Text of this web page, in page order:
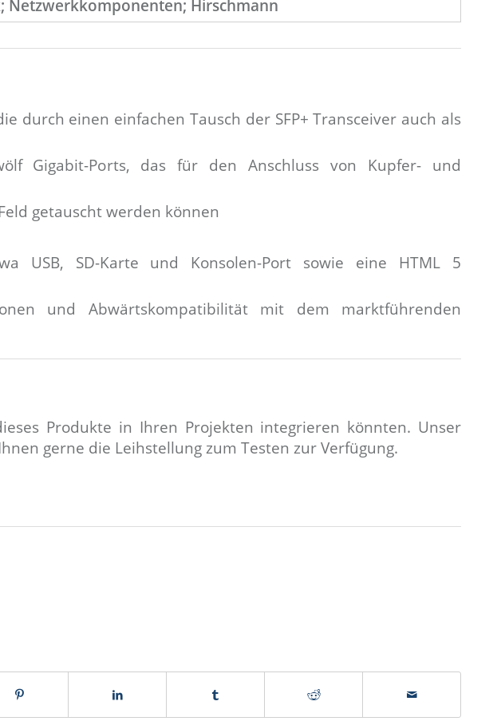
durch einen einfachen Tausch der SFP+ Transceiver auch als
Gigabit-Ports, das für den Anschluss von Kupfer- und
getauscht werden können
USB, SD-Karte und Konsolen-Port sowie eine HTML 5
und Abwärtskompatibilität mit dem marktführenden
Produkte in Ihren Projekten integrieren könnten. Unser
gerne die Leihstellung zum Testen zur Verfügung.